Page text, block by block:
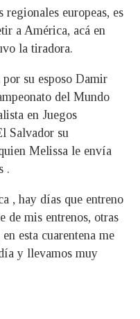
regionales europeas, es
a América, acá en
la tiradora.
su esposo Damir
del Mundo
en Juegos
Salvador su
Melissa le envía
.
, hay días que entreno
de mis entrenos, otras
esta cuarentena me
y llevamos muy